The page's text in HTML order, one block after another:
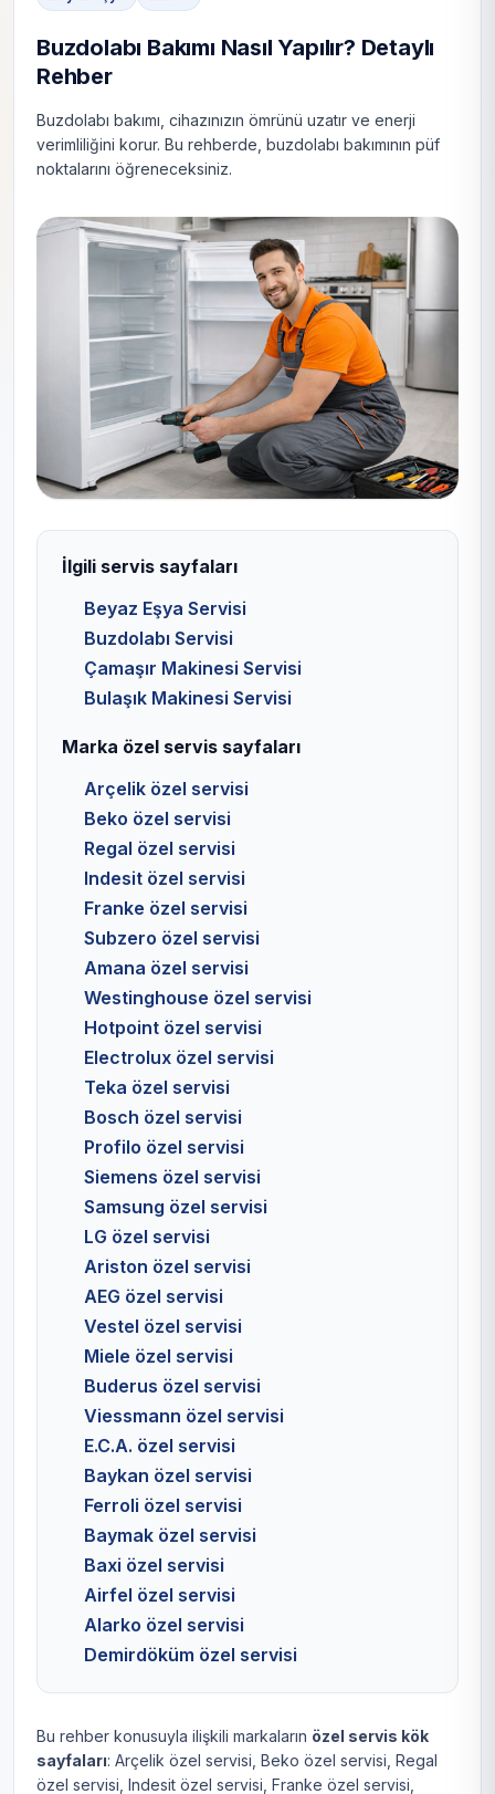
Buzdolabı Bakımı Nasıl Yapılır? Detaylı
Rehber
Buzdolabı bakımı, cihazınızın ömrünü uzatır ve enerji
verimliliğini korur. Bu rehberde, buzdolabı bakımının püf
noktalarını öğreneceksiniz.
İlgili servis sayfaları
Beyaz Eşya Servisi
Buzdolabı Servisi
Çamaşır Makinesi Servisi
Bulaşık Makinesi Servisi
Marka özel servis sayfaları
Arçelik özel servisi
Beko özel servisi
Regal özel servisi
Indesit özel servisi
Franke özel servisi
Subzero özel servisi
Amana özel servisi
Westinghouse özel servisi
Hotpoint özel servisi
Electrolux özel servisi
Teka özel servisi
Bosch özel servisi
Profilo özel servisi
Siemens özel servisi
Samsung özel servisi
LG özel servisi
Ariston özel servisi
AEG özel servisi
Vestel özel servisi
Miele özel servisi
Buderus özel servisi
Viessmann özel servisi
E.C.A. özel servisi
Baykan özel servisi
Ferroli özel servisi
Baymak özel servisi
Baxi özel servisi
Airfel özel servisi
Alarko özel servisi
Demirdöküm özel servisi
Bu rehber konusuyla ilişkili markaların özel servis kök
sayfaları: Arçelik özel servisi Beko özel servisi Regal
özel servisi Indesit özel servisi Franke özel servisi